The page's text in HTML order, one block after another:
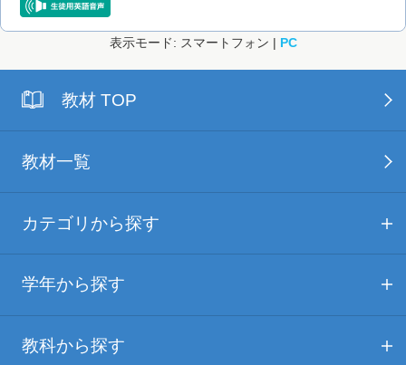
表示モード: スマートフォン | PC
教材 TOP
教材一覧
カテゴリから探す
学年から探す
教科から探す